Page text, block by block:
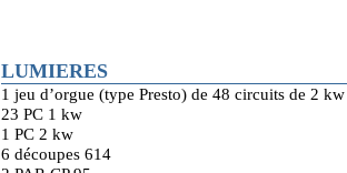
LUMIERES
1 jeu d’orgue (type Presto) de 48 circuits de 2 kw
23 PC 1 kw
1 PC 2 kw
6 découpes 614